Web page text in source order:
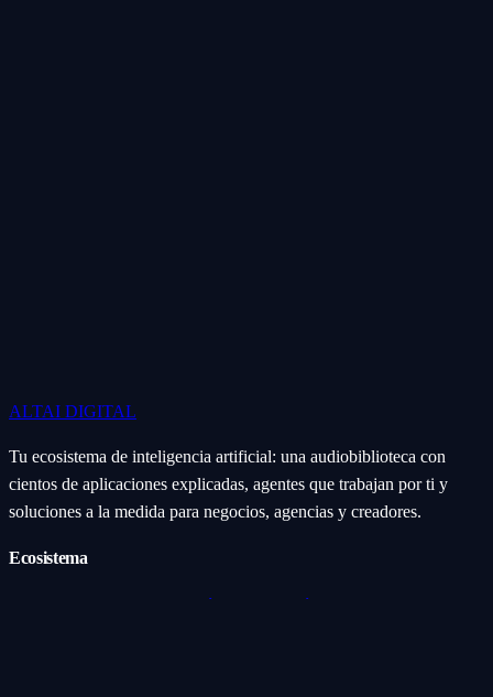
ALTAI DIGITAL
Tu ecosistema de inteligencia artificial: una audiobiblioteca con
cientos de aplicaciones explicadas, agentes que trabajan por ti y
soluciones a la medida para negocios, agencias y creadores.
Ecosistema
Categorías Subcategorías